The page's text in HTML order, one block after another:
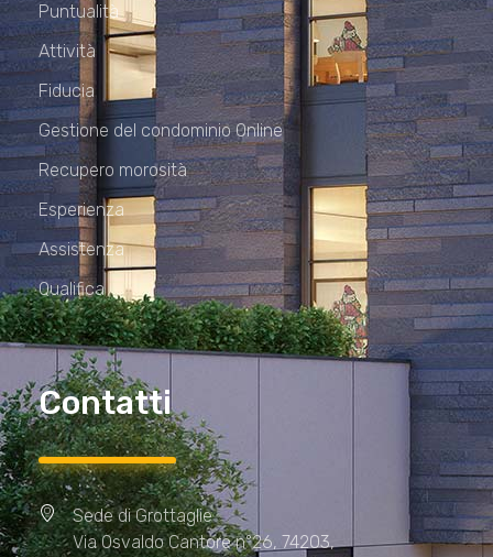
Puntualità
Attività
Fiducia
Gestione del condominio Online
Recupero morosità
Esperienza
Assistenza
Qualifica
Contatti
Sede di Grottaglie
Via Osvaldo Cantore n°26, 74203,